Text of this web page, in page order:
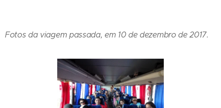
Fotos da viagem passada, em 10 de dezembro de 2017.